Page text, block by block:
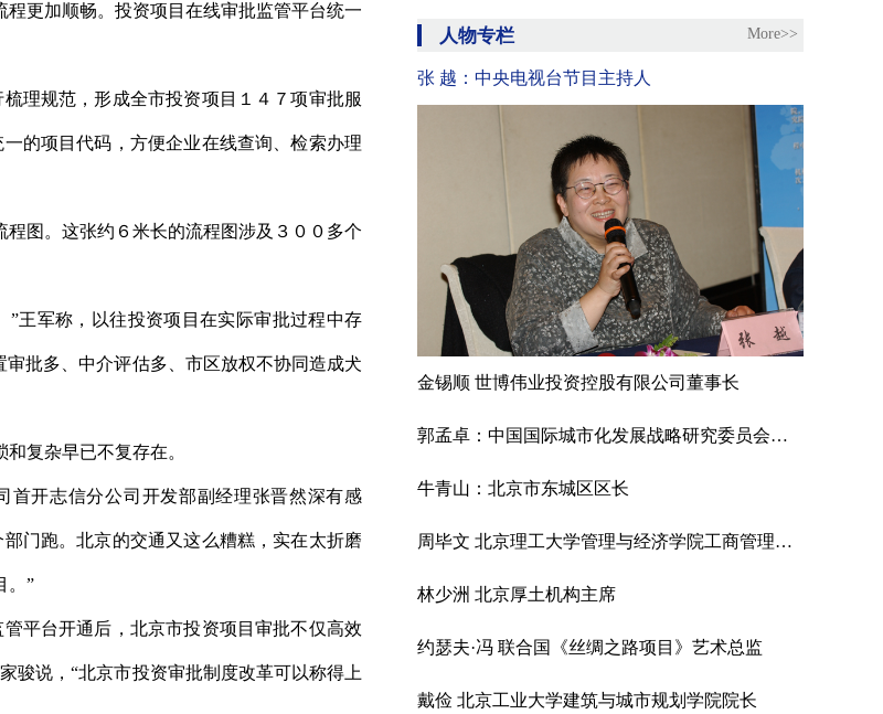
更加顺畅。投资项目在线审批监管平台统一
理规范，形成全市投资项目１４７项审批服
的项目代码，方便企业在线查询、检索办理
图。这张约６米长的流程图涉及３００多个
军称，以往投资项目在实际审批过程中存
批多、中介评估多、市区放权不协同造成犬
复杂早已不复存在。
开志信分公司开发部副经理张晋然深有感
门跑。北京的交通又这么糟糕，实在太折磨
。”
平台开通后，北京市投资项目审批不仅高效
骏说，“北京市投资审批制度改革可以称得上
人物专栏 More>>
张 越：中央电视台节目主持人
金锡顺 世博伟业投资控股有限公司董事长
郭孟卓：中国国际城市化发展战略研究委员会战略咨询委员，国家水利部新闻宣传中心主任
牛青山：北京市东城区区长
周毕文 北京理工大学管理与经济学院工商管理系副主任、教授
林少洲 北京厚土机构主席
约瑟夫·冯 联合国《丝绸之路项目》艺术总监
戴俭 北京工业大学建筑与城市规划学院院长